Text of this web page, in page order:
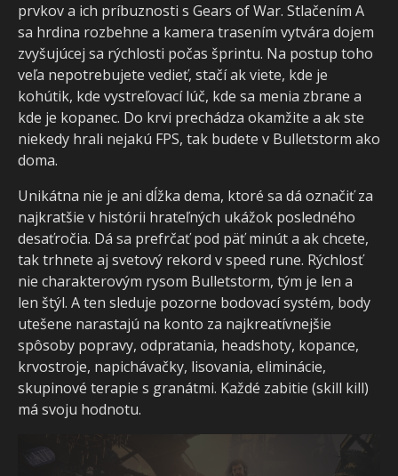
prvkov a ich príbuznosti s Gears of War. Stlačením A
sa hrdina rozbehne a kamera trasením vytvára dojem
zvyšujúcej sa rýchlosti počas šprintu. Na postup toho
veľa nepotrebujete vedieť, stačí ak viete, kde je
kohútik, kde vystreľovací lúč, kde sa menia zbrane a
kde je kopanec. Do krvi prechádza okamžite a ak ste
niekedy hrali nejakú FPS, tak budete v Bulletstorm ako
doma.
Unikátna nie je ani dĺžka dema, ktoré sa dá označiť za
najkratšie v histórii hrateľných ukážok posledného
desaťročia. Dá sa prefrčať pod päť minút a ak chcete,
tak trhnete aj svetový rekord v speed rune. Rýchlosť
nie charakterovým rysom Bulletstorm, tým je len a
len štýl. A ten sleduje pozorne bodovací systém, body
utešene narastajú na konto za najkreatívnejšie
spôsoby popravy, odpratania, headshoty, kopance,
krvostroje, napichávačky, lisovania, eliminácie,
skupinové terapie s granátmi. Každé zabitie (skill kill)
má svoju hodnotu.